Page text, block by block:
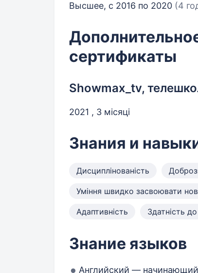
Высшее, с 2016 по 2020 (4
сертификаты
Showmax_tv,
2021 , 3 місяці
Знания и
Дисциплінованість
Уміння швидко засвоювати
Адаптивність Здатність
Знание языков
Английский — начинающий